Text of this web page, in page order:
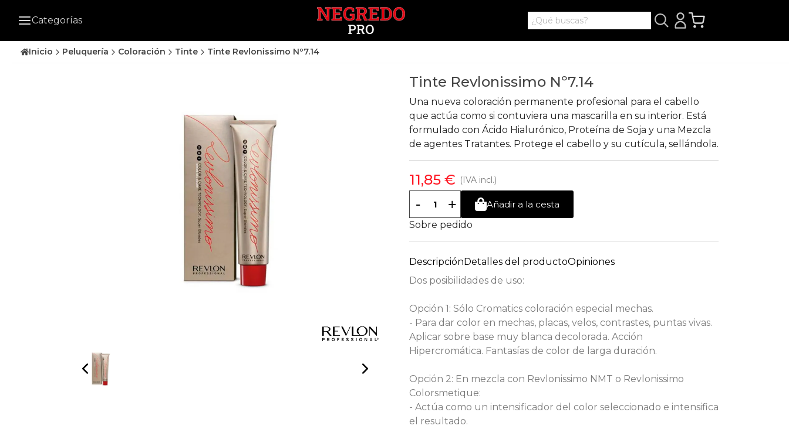
Categorías
Inicio Peluquería Coloración Tinte Tinte Revlonissimo Nº7.14
Tinte Revlonissimo Nº7.14
Una nueva coloración permanente profesional para el cabello
que actúa como si contuviera una mascarilla en su interior. Está
formulado con Ácido Hialurónico, Proteína de Soja y una Mezcla
de agentes Tratantes. Protege el cabello y su cutícula, sellándola.
11,85 € (IVA incl.)
- +
Añadir a la cesta
Sobre pedido
DescripciónDetalles del productoOpiniones
Dos posibilidades de uso:
Opción 1: Sólo Cromatics coloración especial mechas.
- Para dar color en mechas, placas, velos, contrastes, puntas vivas.
Aplicar sobre base muy blanca decolorada. Acción
Hipercromática. Fantasías de color de larga duración.
Opción 2: En mezcla con Revlonissimo NMT o Revlonissimo
Colorsmetique:
- Actúa como un intensificador del color seleccionado e intensifica
el resultado.